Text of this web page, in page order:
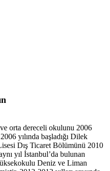
orta dereceli okulunu 2006
yılında başladığı Dilek
Dış Ticaret Bölümünü 2010
yıl İstanbul’da bulunan
Deniz ve Liman